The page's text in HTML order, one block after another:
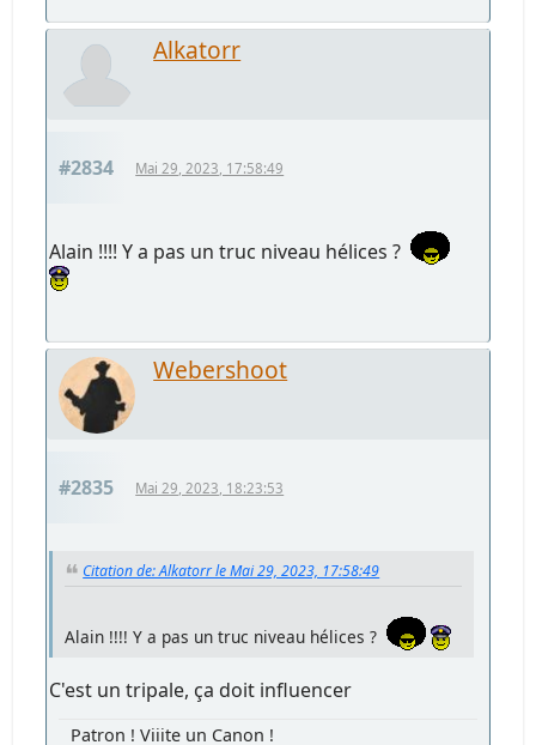
Alkatorr
#2834 Mai 29, 2023, 17:58:49
Alain !!!! Y a pas un truc niveau hélices ?
Webershoot
#2835 Mai 29, 2023, 18:23:53
Citation de: Alkatorr le Mai 29, 2023, 17:58:49
Alain !!!! Y a pas un truc niveau hélices ?
C'est un tripale, ça doit influencer
Patron ! Viiite un Canon !